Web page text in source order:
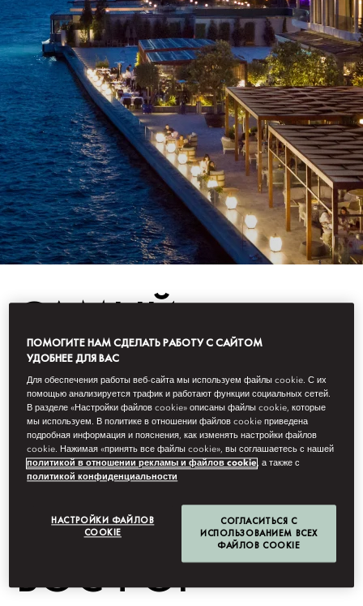
САМЫЙ
ИЗЫСКАННЫЙ
ОТЕЛЬ С
ВИДОМ НА
ПРОЛИВ
БОСФОР
ПОМОГИТЕ НАМ СДЕЛАТЬ РАБОТУ С САЙТОМ
УДОБНЕЕ ДЛЯ ВАС
Для обеспечения работы веб-сайта мы используем файлы cookie. С их
помощью анализируется трафик и работают функции социальных сетей.
В разделе «Настройки файлов cookie» описаны файлы cookie, которые
мы используем. В политике в отношении файлов cookie приведена
подробная информация и пояснения, как изменять настройки файлов
cookie. Нажимая «принять все файлы cookie», вы соглашаетесь с нашей
политикой в отношении рекламы и файлов cookie, а также с
политикой конфиденциальности
НАСТРОЙКИ ФАЙЛОВ
COOKIE
СОГЛАСИТЬСЯ С
ИСПОЛЬЗОВАНИЕМ ВСЕХ
ФАЙЛОВ COOKIE